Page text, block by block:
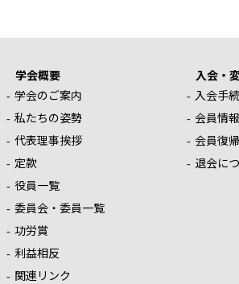
学会概要
学会のご案内
私たちの姿勢
代表理事挨拶
定款
役員一覧
委員会・委員一覧
功労賞
利益相反
関連リンク
入会・
入会手
会員情
会員復
退会に